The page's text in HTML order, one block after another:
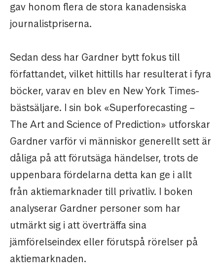
gav honom flera de stora kanadensiska
journalistpriserna.
Sedan dess har Gardner bytt fokus till
författandet, vilket hittills har resulterat i fyra
böcker, varav en blev en New York Times-
bästsäljare. I sin bok «Superforecasting –
The Art and Science of Prediction» utforskar
Gardner varför vi människor generellt sett är
dåliga på att förutsäga händelser, trots de
uppenbara fördelarna detta kan ge i allt
från aktiemarknader till privatliv. I boken
analyserar Gardner personer som har
utmärkt sig i att överträffa sina
jämförelseindex eller förutspå rörelser på
aktiemarknaden.